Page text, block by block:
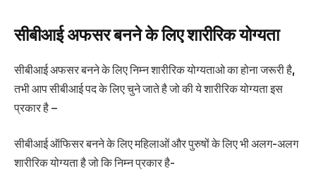
सीबीआई अफसर बनने के लिए शारीरिक योग्यता
सीबीआई अफसर बनने के लिए निम्न शारीरिक योग्यताओ का होना जरूरी है,
तभी आप सीबीआई पद के लिए चुने जाते है जो की ये शारीरिक योग्यता इस
प्रकार है –
सीबीआई ऑफिसर बनने के लिए महिलाओं और पुरुषों के लिए भी अलग-अलग
शारीरिक योग्यता है जो कि निम्न प्रकार है-